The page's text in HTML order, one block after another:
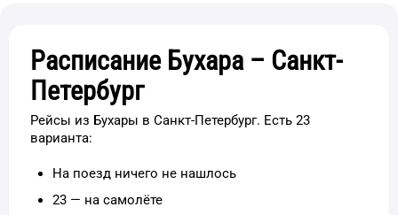
Расписание Бухара – Санкт-
Петербург
Рейсы из Бухары в Санкт-Петербург. Есть 23
варианта:
На поезд ничего не нашлось
23 — на самолёте